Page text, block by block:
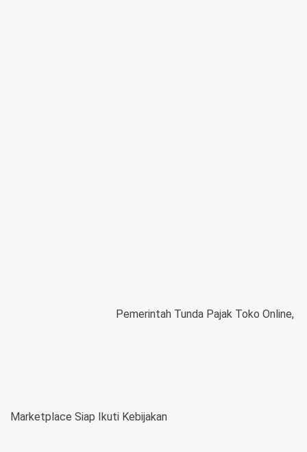
Pemerintah Tunda Pajak Toko Online,
Marketplace Siap Ikuti Kebijakan